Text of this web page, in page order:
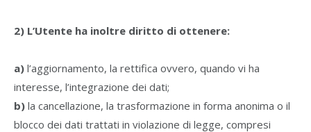
2) L’Utente ha inoltre diritto di ottenere:
a) l’aggiornamento, la rettifica ovvero, quando vi ha
interesse, l’integrazione dei dati;
b) la cancellazione, la trasformazione in forma anonima o il
blocco dei dati trattati in violazione di legge, compresi